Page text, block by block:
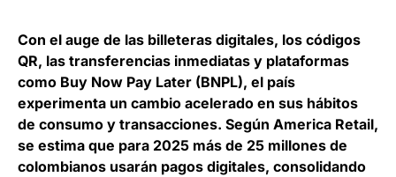
Con el auge de las billeteras digitales, los códigos
QR, las transferencias inmediatas y plataformas
como Buy Now Pay Later (BNPL), el país
experimenta un cambio acelerado en sus hábitos
de consumo y transacciones. Según America Retail,
se estima que para 2025 más de 25 millones de
colombianos usarán pagos digitales, consolidando